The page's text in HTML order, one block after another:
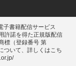
子書籍配信サービス
許諾を得た正規版配信
標（登録番号 第
ついて、詳しくはこち